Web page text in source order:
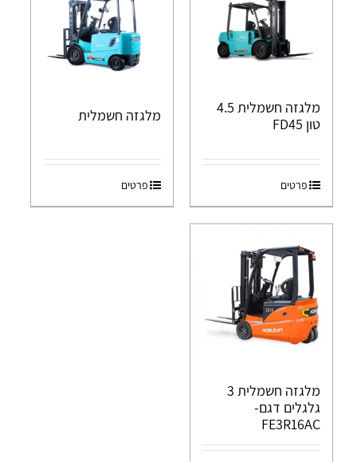
מלגזה חשמלית 4.5
טון FD45
פרטים
מלגזה חשמלית
פרטים
מלגזה חשמלית 3
גלגלים דגם-
FE3R16AC